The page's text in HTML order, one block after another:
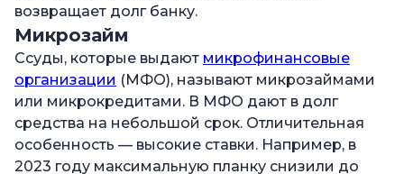
возвращает долг банку.
Микрозайм
Ссуды, которые выдают микрофинансовые
организации (МФО), называют микрозаймами
или микрокредитами. В МФО дают в долг
средства на небольшой срок. Отличительная
особенность — высокие ставки. Например, в
2023 году максимальную планку снизили до